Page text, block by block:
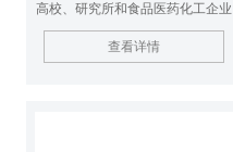
高校、研究所和食品医药化工企业
实验室生产微量颗粒粉末，对所有
溶液如乳浊液、悬浮液具有广泛适
查看详情